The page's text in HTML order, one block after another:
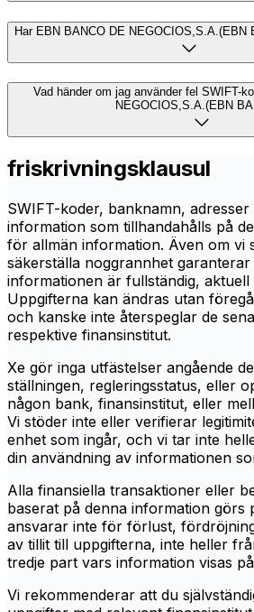
Har EBN BANCO DE NEGOCIOS,S.A.(EBN
Vad händer om jag använder fel SWIFT-
NEGOCIOS,S.A.(EBN
friskrivningsklausul
SWIFT-koder, banknamn,
information som tillhandahålls på
för allmän information. Även om vi
säkerställa noggrannhet garanterar
informationen är fullständig,
Uppgifterna kan ändras utan
och kanske inte återspeglar de
respektive finansinstitut.
Xe gör inga utfästelser angående
ställningen, regleringsstatus, eller
någon bank, finansinstitut, eller
Vi stöder inte eller verifierar
enhet som ingår, och vi tar inte
din användning av informationen
Alla finansiella transaktioner eller
baserat på denna information görs
ansvarar inte för förlust,
av tillit till uppgifterna, inte heller
tredje part vars information visas
Vi rekommenderar att du